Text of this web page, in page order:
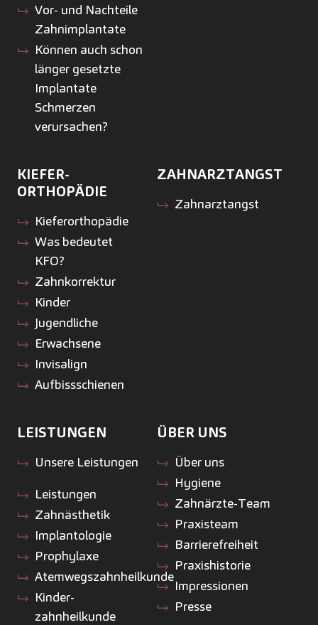
Vor- und Nachteile
Zahnimplantate
Können auch schon
länger gesetzte
Implantate
Schmerzen
verursachen?
KIEFER­
ORTHOPÄDIE
Kiefer­orthopädie
Was bedeutet
KFO?
Zahnkorrektur
Kinder
Jugendliche
Erwachsene
Invisalign
Aufbissschienen
ZAHNARZTANGST
Zahnarztangst
LEISTUNGEN
Unsere Leistungen
Leistungen
Zahnästhetik
Implantologie
Prophylaxe
Atemwegszahnheilkunde
Kinder­
zahnheilkunde
ÜBER UNS
Über uns
Hygiene
Zahnärzte-Team
Praxisteam
Barrierefreiheit
Praxishistorie
Impressionen
Presse